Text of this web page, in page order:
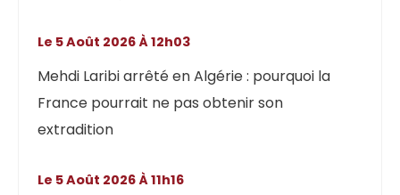
Mehdi Laribi arrêté en Algérie : pourquoi la
France pourrait ne pas obtenir son
extradition
Le 5 Août 2026 À 12h03
Le 5 Août 2026 À 11h16